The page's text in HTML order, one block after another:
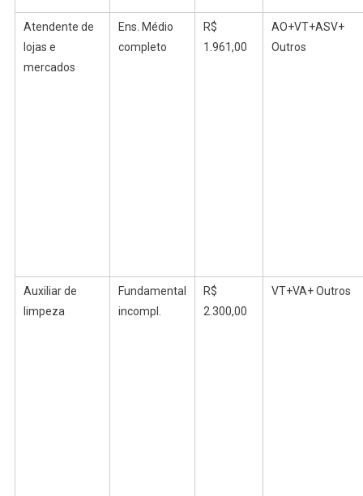
Atendente de
lojas e
mercados
Ens. Médio
completo
R$
1.961,00
AO+VT+ASV+
Outros
Auxiliar de
limpeza
Fundamental
incompl
R$
2.300,00
VT+VA+ Outros